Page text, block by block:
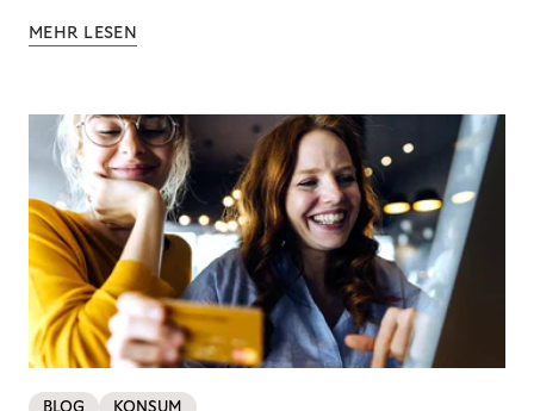
MEHR LESEN
BLOG KONSUM